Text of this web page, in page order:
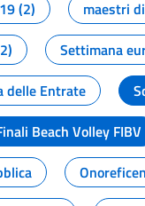
(2) maestri
Settimana
delle Entrate
Beach Volley FIBV